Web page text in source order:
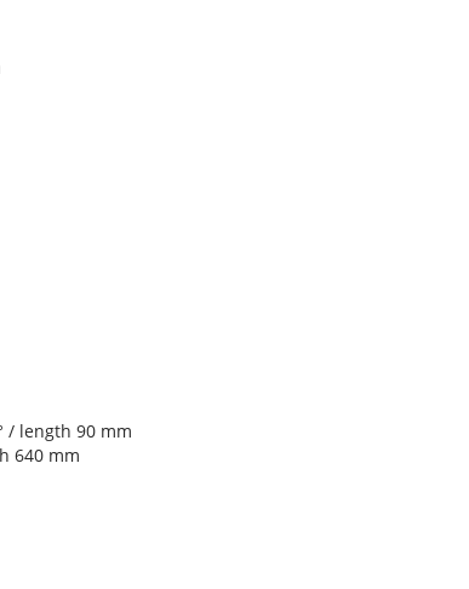
/ length 90 mm
640 mm